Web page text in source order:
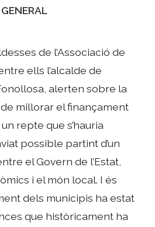
Categories
GENERAL
de l’Associació de
ells l’alcalde de
alerten sobre la
millorar el finançament
repte que s’hauria
possible partint d’un
el Govern de l’Estat,
i el món local. I és
dels municipis ha estat
que històricament ha